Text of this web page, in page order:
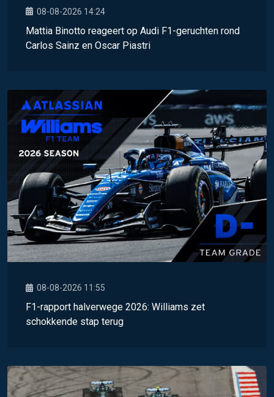
08-08-2026 14:24
Mattia Binotto reageert op Audi F1-geruchten rond
Carlos Sainz en Oscar Piastri
08-08-2026 11:55
F1-rapport halverwege 2026: Williams zet
schokkende stap terug